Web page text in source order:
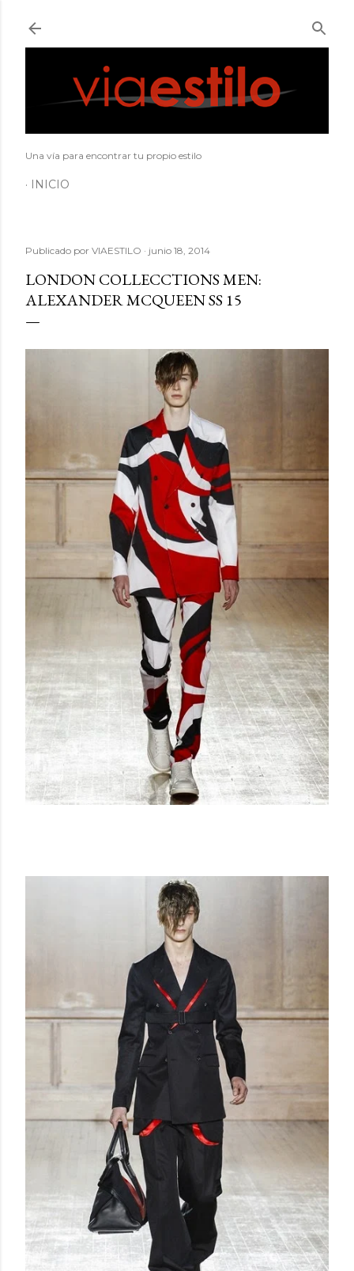
Una vía para encontrar tu propio estilo
INICIO
Publicado por VIAESTILO junio 18, 2014
LONDON COLLECCTIONS MEN:
ALEXANDER MCQUEEN SS 15